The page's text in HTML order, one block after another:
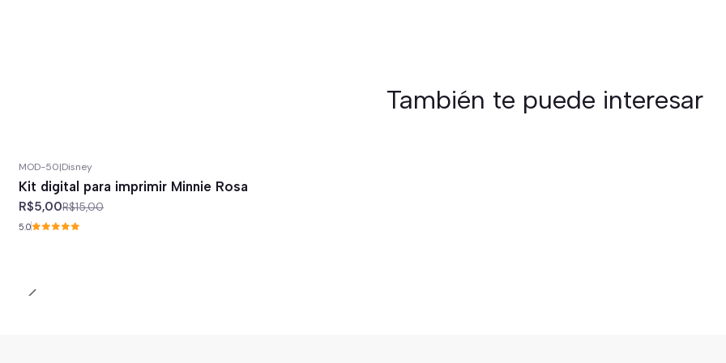
También te puede interesar
MOD-50|Disney
Kit digital para imprimir Minnie Rosa
R$5,00R$15,00
5.0